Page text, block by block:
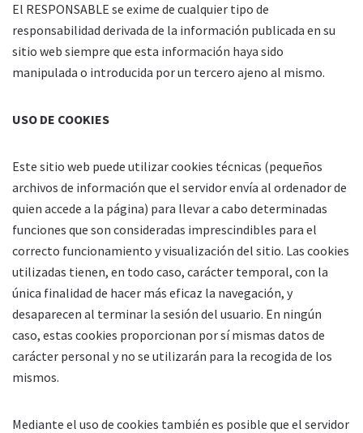
El RESPONSABLE se exime de cualquier tipo de
responsabilidad derivada de la información publicada en su
sitio web siempre que esta información haya sido
manipulada o introducida por un tercero ajeno al mismo.
USO DE COOKIES
Este sitio web puede utilizar cookies técnicas (pequeños
archivos de información que el servidor envía al ordenador de
quien accede a la página) para llevar a cabo determinadas
funciones que son consideradas imprescindibles para el
correcto funcionamiento y visualización del sitio. Las cookies
utilizadas tienen, en todo caso, carácter temporal, con la
única finalidad de hacer más eficaz la navegación, y
desaparecen al terminar la sesión del usuario. En ningún
caso, estas cookies proporcionan por sí mismas datos de
carácter personal y no se utilizarán para la recogida de los
mismos.
Mediante el uso de cookies también es posible que el servidor